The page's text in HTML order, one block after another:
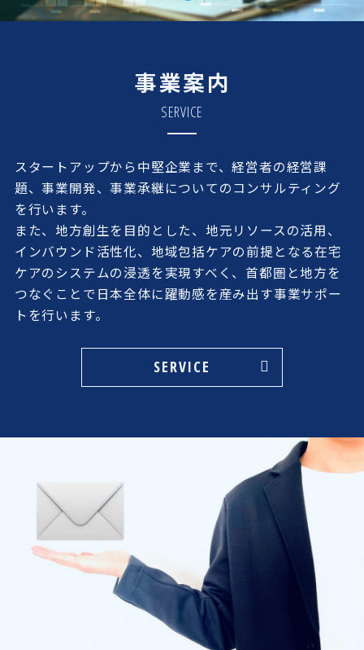
事業案内
SERVICE
スタートアップから中堅企業まで、経営者の経営課
題、事業開発、事業承継についてのコンサルティング
を行います。
また、地方創生を目的とした、地元リソースの活用、
インバウンド活性化、地域包括ケアの前提となる在宅
ケアのシステムの浸透を実現すべく、首都圏と地方を
つなぐことで日本全体に躍動感を産み出す事業サポー
トを行います。
SERVICE